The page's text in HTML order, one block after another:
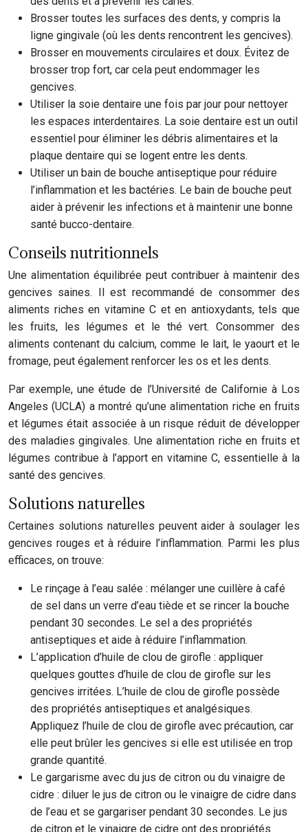
Brosser toutes les surfaces des dents, y compris la
ligne gingivale (où les dents rencontrent les gencives).
Brosser en mouvements circulaires et doux. Évitez de
brosser trop fort, car cela peut endommager les
gencives.
Utiliser la soie dentaire une fois par jour pour nettoyer
les espaces interdentaires. La soie dentaire est un outil
essentiel pour éliminer les débris alimentaires et la
plaque dentaire qui se logent entre les dents.
Utiliser un bain de bouche antiseptique pour réduire
l’inflammation et les bactéries. Le bain de bouche peut
aider à prévenir les infections et à maintenir une bonne
santé bucco-dentaire.
Conseils nutritionnels
Une alimentation équilibrée peut contribuer à maintenir des
gencives saines. Il est recommandé de consommer des
aliments riches en vitamine C et en antioxydants, tels que
les fruits, les légumes et le thé vert. Consommer des
aliments contenant du calcium, comme le lait, le yaourt et le
fromage, peut également renforcer les os et les dents.
Par exemple, une étude de l’Université de Californie à Los
Angeles (UCLA) a montré qu’une alimentation riche en fruits
et légumes était associée à un risque réduit de développer
des maladies gingivales. Une alimentation riche en fruits et
légumes contribue à l’apport en vitamine C, essentielle à la
santé des gencives.
Solutions naturelles
Certaines solutions naturelles peuvent aider à soulager les
gencives rouges et à réduire l’inflammation. Parmi les plus
efficaces, on trouve:
Le rinçage à l’eau salée : mélanger une cuillère à café
de sel dans un verre d’eau tiède et se rincer la bouche
pendant 30 secondes. Le sel a des propriétés
antiseptiques et aide à réduire l’inflammation.
L’application d’huile de clou de girofle : appliquer
quelques gouttes d’huile de clou de girofle sur les
gencives irritées. L’huile de clou de girofle possède
des propriétés antiseptiques et analgésiques.
Appliquez l’huile de clou de girofle avec précaution, car
elle peut brûler les gencives si elle est utilisée en trop
grande quantité.
Le gargarisme avec du jus de citron ou du vinaigre de
cidre : diluer le jus de citron ou le vinaigre de cidre dans
de l’eau et se gargariser pendant 30 secondes. Le jus
de citron et le vinaigre de cidre ont des propriétés